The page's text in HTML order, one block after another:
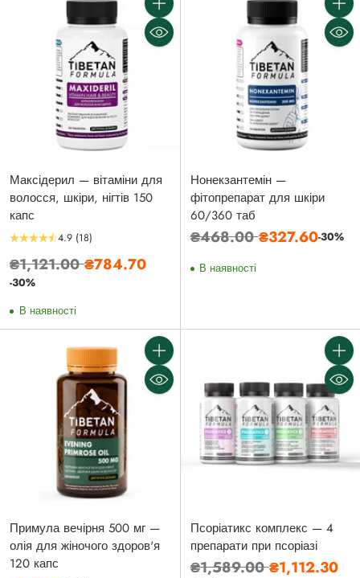
Кількість
Максідерил — вітаміни для
волосся, шкіри, нігтів 150
капс
4.9 (18)
Звичайна
ціна
₴1,121.00₴784.70
-30%
В наявності
Нонекзантемін —
фітопрепарат для шкіри
60/360 таб
Звичайна
₴468.00₴327.60-30%
В наявності
Кількість
Примула вечірня 500 мг —
олія для жіночого здоров'я
120 капс
Псоріатикс комплекс — 4
препарати при псоріазі
Звичайна
₴1,589.00₴1,112.30